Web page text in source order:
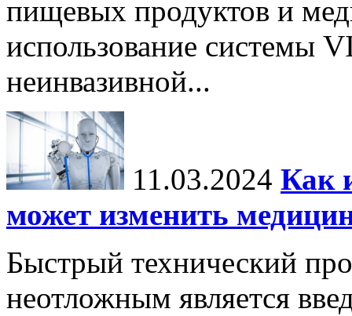
пищевых продуктов и
использование системы
неинвазивной...
11.03.2024 Как
может изменить
Быстрый технический
неотложным является